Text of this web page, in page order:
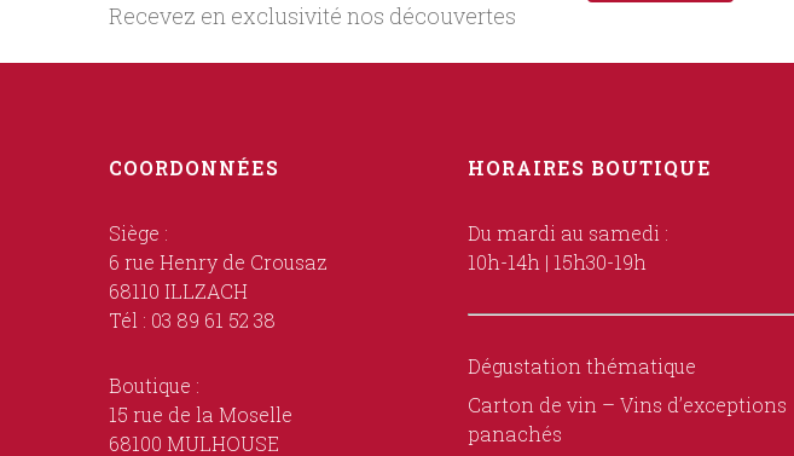
Recevez en exclusivité nos découvertes
COORDONNÉES
Siège :
6 rue Henry de Crousaz
68110 ILLZACH
Tél : 03 89 61 52 38
Boutique :
15 rue de la Moselle
68100 MULHOUSE
HORAIRES BOUTIQUE
Du mardi au samedi :
10h-14h | 15h30-19h
Dégustation thématique
Carton de vin – Vins d’exceptions
panachés